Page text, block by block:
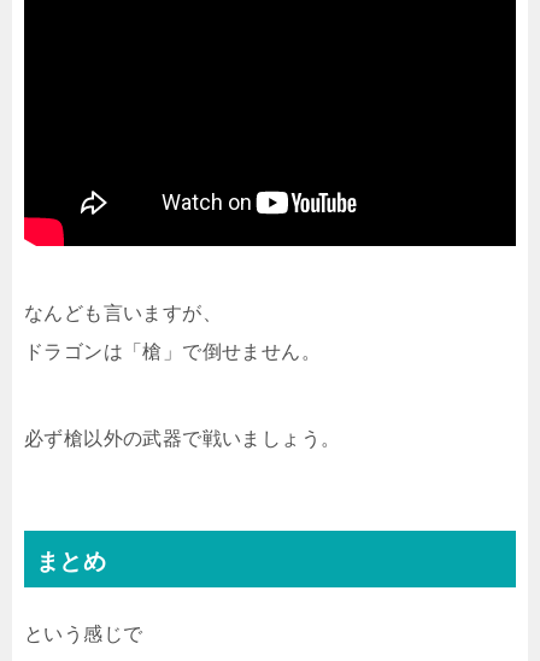
なんども言いますが、
ドラゴンは「槍」で倒せません。
必ず槍以外の武器で戦いましょう。
まとめ
という感じで